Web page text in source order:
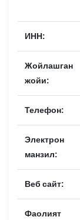
ИНН:
Жойлашган
жойи:
Телефон:
Электрон
манзил:
Веб сайт:
Фаолият